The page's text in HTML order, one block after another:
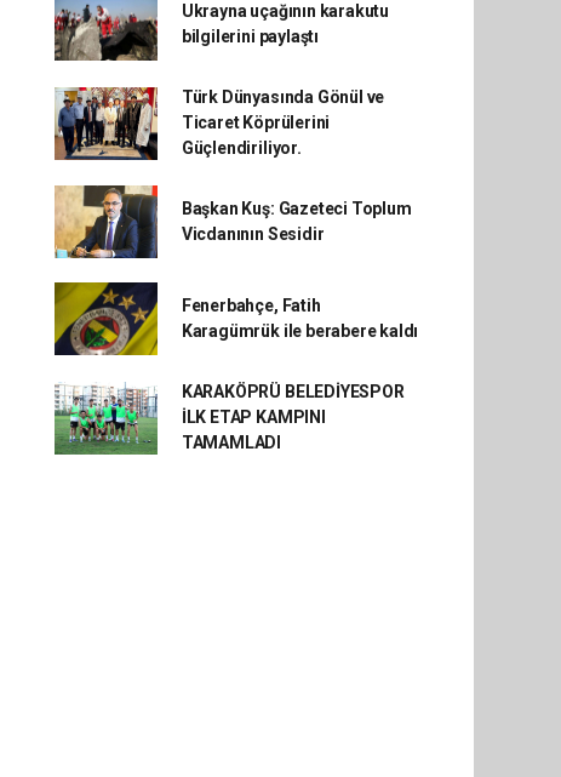
Ukrayna uçağının karakutu
bilgilerini paylaştı
Türk Dünyasında Gönül ve
Ticaret Köprülerini
Güçlendiriliyor.
Başkan Kuş: Gazeteci Toplum
Vicdanının Sesidir
Fenerbahçe, Fatih
Karagümrük ile berabere kaldı
KARAKÖPRÜ BELEDİYESPOR
İLK ETAP KAMPINI
TAMAMLADI